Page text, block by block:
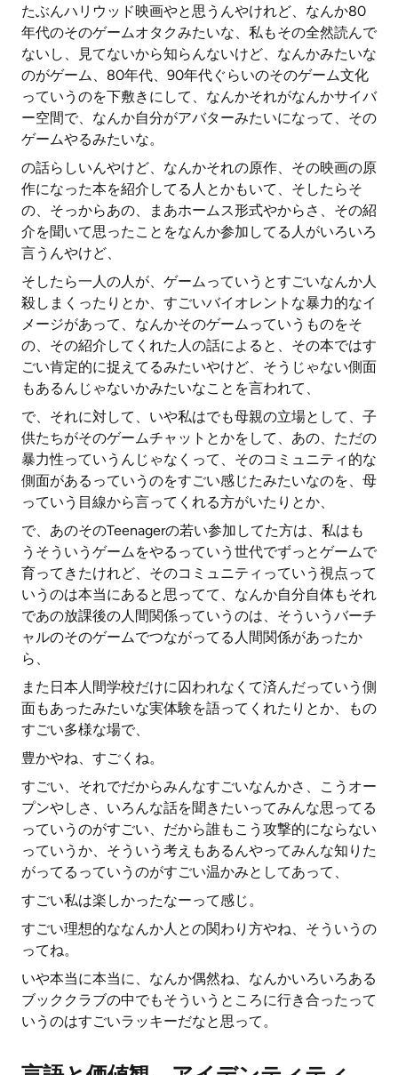
たぶんハリウッド映画やと思うんやけれど、なんか80
年代のそのゲームオタクみたいな、私もその全然読んで
ないし、見てないから知らんないけど、なんかみたいな
のがゲーム、80年代、90年代ぐらいのそのゲーム文化
っていうのを下敷きにして、なんかそれがなんかサイバ
ー空間で、なんか自分がアバターみたいになって、その
ゲームやるみたいな。
の話らしいんやけど、なんかそれの原作、その映画の原
作になった本を紹介してる人とかもいて、そしたらそ
の、そっからあの、まあホームス形式やからさ、その紹
介を聞いて思ったことをなんか参加してる人がいろいろ
言うんやけど、
そしたら一人の人が、ゲームっていうとすごいなんか人
殺しまくったりとか、すごいバイオレントな暴力的なイ
メージがあって、なんかそのゲームっていうものをそ
の、その紹介してくれた人の話によると、その本ではす
ごい肯定的に捉えてるみたいやけど、そうじゃない側面
もあるんじゃないかみたいなことを言われて、
で、それに対して、いや私はでも母親の立場として、子
供たちがそのゲームチャットとかをして、あの、ただの
暴力性っていうんじゃなくって、そのコミュニティ的な
側面があるっていうのをすごい感じたみたいなのを、母
っていう目線から言ってくれる方がいたりとか、
で、あのそのTeenagerの若い参加してた方は、私はも
うそういうゲームをやるっていう世代でずっとゲームで
育ってきたけれど、そのコミュニティっていう視点って
いうのは本当にあると思ってて、なんか自分自体もそれ
であの放課後の人間関係っていうのは、そういうバーチ
ャルのそのゲームでつながってる人間関係があったか
ら、
また日本人間学校だけに囚われなくて済んだっていう側
面もあったみたいな実体験を語ってくれたりとか、もの
すごい多様な場で、
豊かやね、すごくね。
すごい、それでだからみんなすごいなんかさ、こうオー
プンやしさ、いろんな話を聞きたいってみんな思ってる
っていうのがすごい、だから誰もこう攻撃的にならない
っていうか、そういう考えもあるんやってみんな知りた
がってるっていうのがすごい温かみとしてあって、
すごい私は楽しかったなーって感じ。
すごい理想的ななんか人との関わり方やね、そういうの
ってね。
いや本当に本当に、なんか偶然ね、なんかいろいろある
ブッククラブの中でもそういうところに行き合ったって
いうのはすごいラッキーだなと思って。